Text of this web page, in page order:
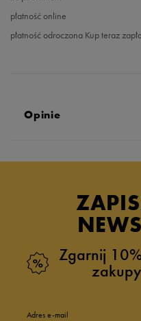
płatność online
płatność odroczona Kup teraz
Opinie
Zgarnij
Adres e-mail